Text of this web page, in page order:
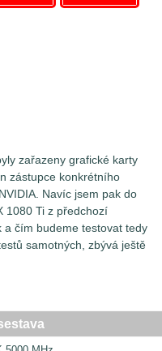
zařazeny grafické karty
zástupce konkrétního
Navíc jsem pak do
1080 Ti z předchozí
a čím budeme testovat tedy
samotných, zbývá ještě